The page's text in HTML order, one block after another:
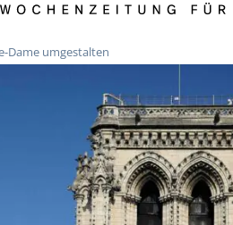
Dame umgestalten